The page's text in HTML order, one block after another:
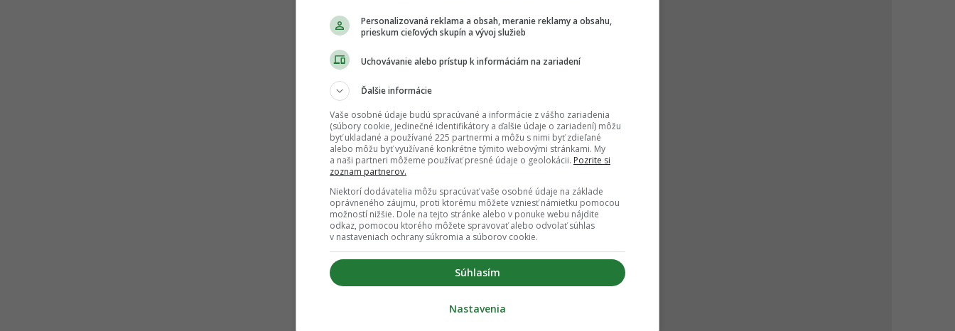
Personalizovaná reklama a obsah, meranie reklamy a obsahu,
prieskum cieľových skupín a vývoj služieb
Uchovávanie alebo prístup k informáciám na zariadení
Ďalšie informácie
Vaše osobné údaje budú spracúvané a informácie z vášho zariadenia
(súbory cookie, jedinečné identifikátory a ďalšie údaje o zariadení) môžu
byť ukladané a používané 225 partnermi a môžu s nimi byť zdieľané
alebo môžu byť využívané konkrétne týmito webovými stránkami. My
a naši partneri môžeme používať presné údaje o geolokácii. Pozrite si
zoznam partnerov.
Niektorí dodávatelia môžu spracúvať vaše osobné údaje na základe
oprávneného záujmu, proti ktorému môžete vzniesť námietku pomocou
možností nižšie. Dole na tejto stránke alebo v ponuke webu nájdite
odkaz, pomocou ktorého môžete spravovať alebo odvolať súhlas
v nastaveniach ochrany súkromia a súborov cookie.
Súhlasím
Nastavenia